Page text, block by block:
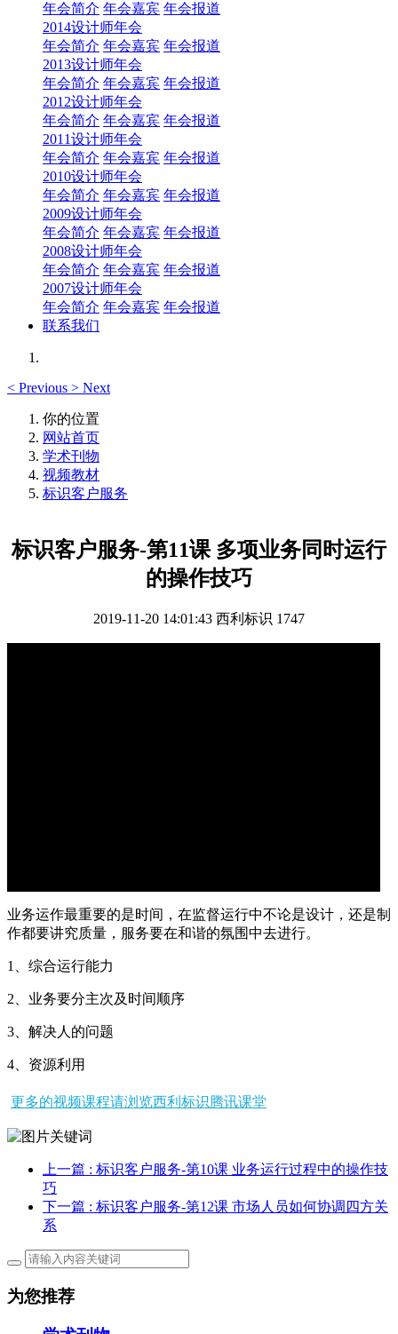
年会简介 年会嘉宾 年会报道
2014设计师年会
年会简介 年会嘉宾 年会报道
2013设计师年会
年会简介 年会嘉宾 年会报道
2012设计师年会
年会简介 年会嘉宾 年会报道
2011设计师年会
年会简介 年会嘉宾 年会报道
2010设计师年会
年会简介 年会嘉宾 年会报道
2009设计师年会
年会简介 年会嘉宾 年会报道
2008设计师年会
年会简介 年会嘉宾 年会报道
2007设计师年会
年会简介 年会嘉宾 年会报道
联系我们
< Previous > Next
你的位置
网站首页
学术刊物
视频教材
标识客户服务
标识客户服务-第11课 多项业务同时运行
的操作技巧
2019-11-20 14:01:43 西利标识 1747
业务运作最重要的是时间，在监督运行中不论是设计，还是制
作都要讲究质量，服务要在和谐的氛围中去进行。
1、综合运行能力
2、业务要分主次及时间顺序
3、解决人的问题
4、资源利用
更多的视频课程请浏览西利标识腾讯课堂
上一篇 : 标识客户服务-第10课 业务运行过程中的操作技
巧
下一篇 : 标识客户服务-第12课 市场人员如何协调四方关
系
为您推荐